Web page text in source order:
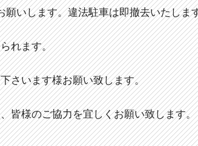
いします。違法駐車は即撤去いたしま
れます。
さいます様お願い致します。
皆様のご協力を宜しくお願い致します。